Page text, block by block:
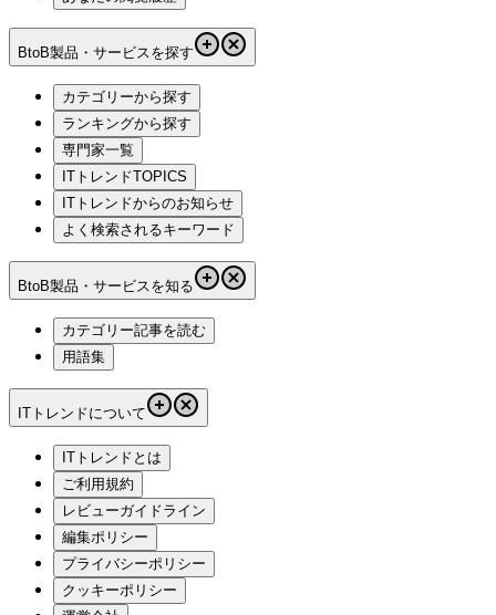
BtoB製品・サービスを探す
カテゴリーから探す
ランキングから探す
専門家一覧
ITトレンドTOPICS
ITトレンドからのお知らせ
よく検索されるキーワード
BtoB製品・サービスを知る
カテゴリー記事を読む
用語集
ITトレンドについて
ITトレンドとは
ご利用規約
レビューガイドライン
編集ポリシー
プライバシーポリシー
クッキーポリシー